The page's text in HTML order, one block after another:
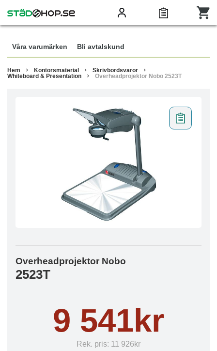
Våra varumärken Bli avtalskund
Hem Kontorsmaterial
Skrivbordsvaror
Whiteboard & Presentation
Overheadprojektor Nobo 2523T
Overheadprojektor Nobo
2523T
9 541kr
Rek. pris: 11 926kr